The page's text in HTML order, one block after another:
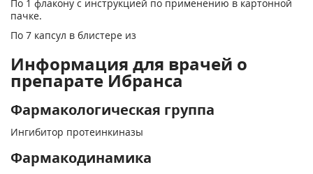
По 1 флакону с инструкцией по применению в картонной
пачке.
По 7 капсул в блистере из
Информация для врачей о
препарате Ибранса
Фармакологическая группа
Ингибитор протеинкиназы
Фармакодинамика